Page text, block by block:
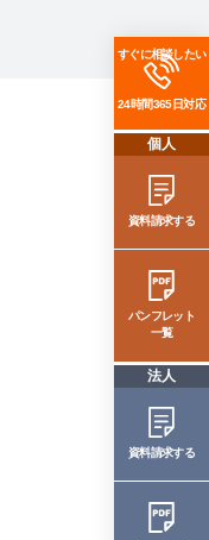
すぐに相談したい
24時間365日対応
個人
資料請求する
パンフレット
一覧
法人
資料請求する